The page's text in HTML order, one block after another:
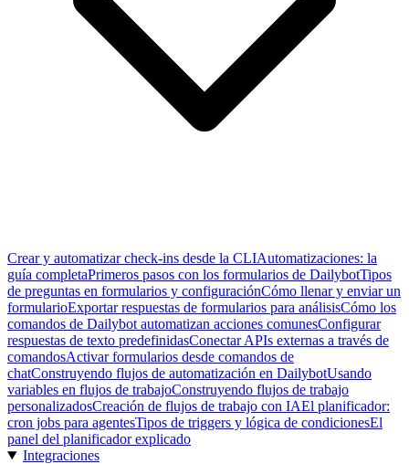
Crear y automatizar check-ins desde la CLIAutomatizaciones: la
guía completaPrimeros pasos con los formularios de DailybotTipos
de preguntas en formularios y configuraciónCómo llenar y enviar un
formularioExportar respuestas de formularios para análisisCómo los
comandos de Dailybot automatizan acciones comunesConfigurar
respuestas de texto predefinidasConectar APIs externas a través de
comandosActivar formularios desde comandos de
chatConstruyendo flujos de automatización en DailybotUsando
variables en flujos de trabajoConstruyendo flujos de trabajo
personalizadosCreación de flujos de trabajo con IAEl planificador:
cron jobs para agentesTipos de triggers y lógica de condicionesEl
panel del planificador explicado
Integraciones